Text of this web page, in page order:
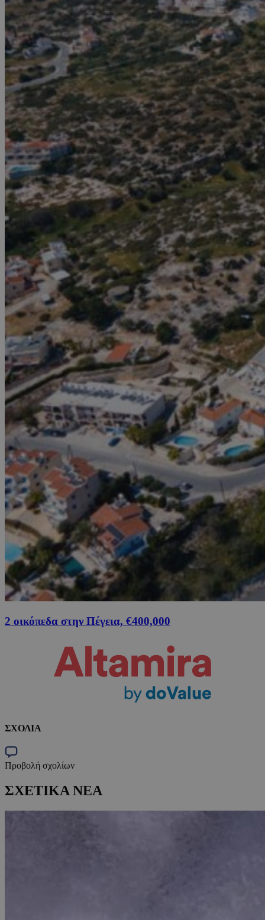
2 οικόπεδα στην Πέγεια, €400,000
ΣΧΟΛΙΑ
Προβολή σχολίων
ΣΧΕΤΙΚΑ ΝΕΑ